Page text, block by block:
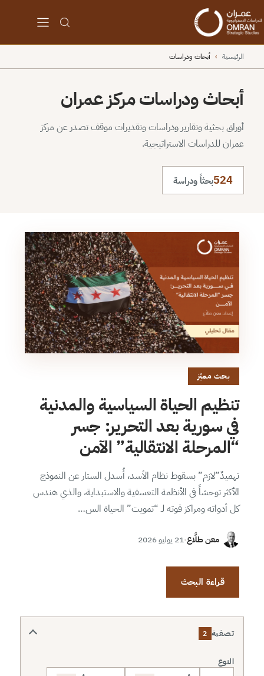
الرئيسية › أبحاث ودراسات
أبحاث ودراسات مركز عمران
أوراق بحثية وتقارير ودراسات وتقديرات موقف تصدر عن مركز
عمران للدراسات الاستراتيجية.
524بحثاً ودراسة
بحث مميّز
تنظيم الحياة السياسية والمدنية
في سورية بعد التحرير: جسر
“المرحلة الانتقالية” الآمن
تهميدٌ”لازم” بسقوط نظام الأسد، أُسدل الستار عن النموذج
الأكثر توحشاً في الأنظمة التعسفية والاستبداية، والذي هندس
كل أدواته ومراكز قوته لـ “تمويت” الحياة الس…
معن طلَّاع·21 يوليو 2026
قراءة البحث
تصفية 2
النوع